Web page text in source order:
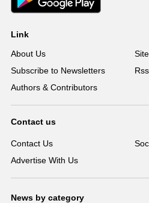
Link
About Us
Subscribe to Newsletters
Authors & Contributors
Contact us
Contact Us
Advertise With Us
News by category